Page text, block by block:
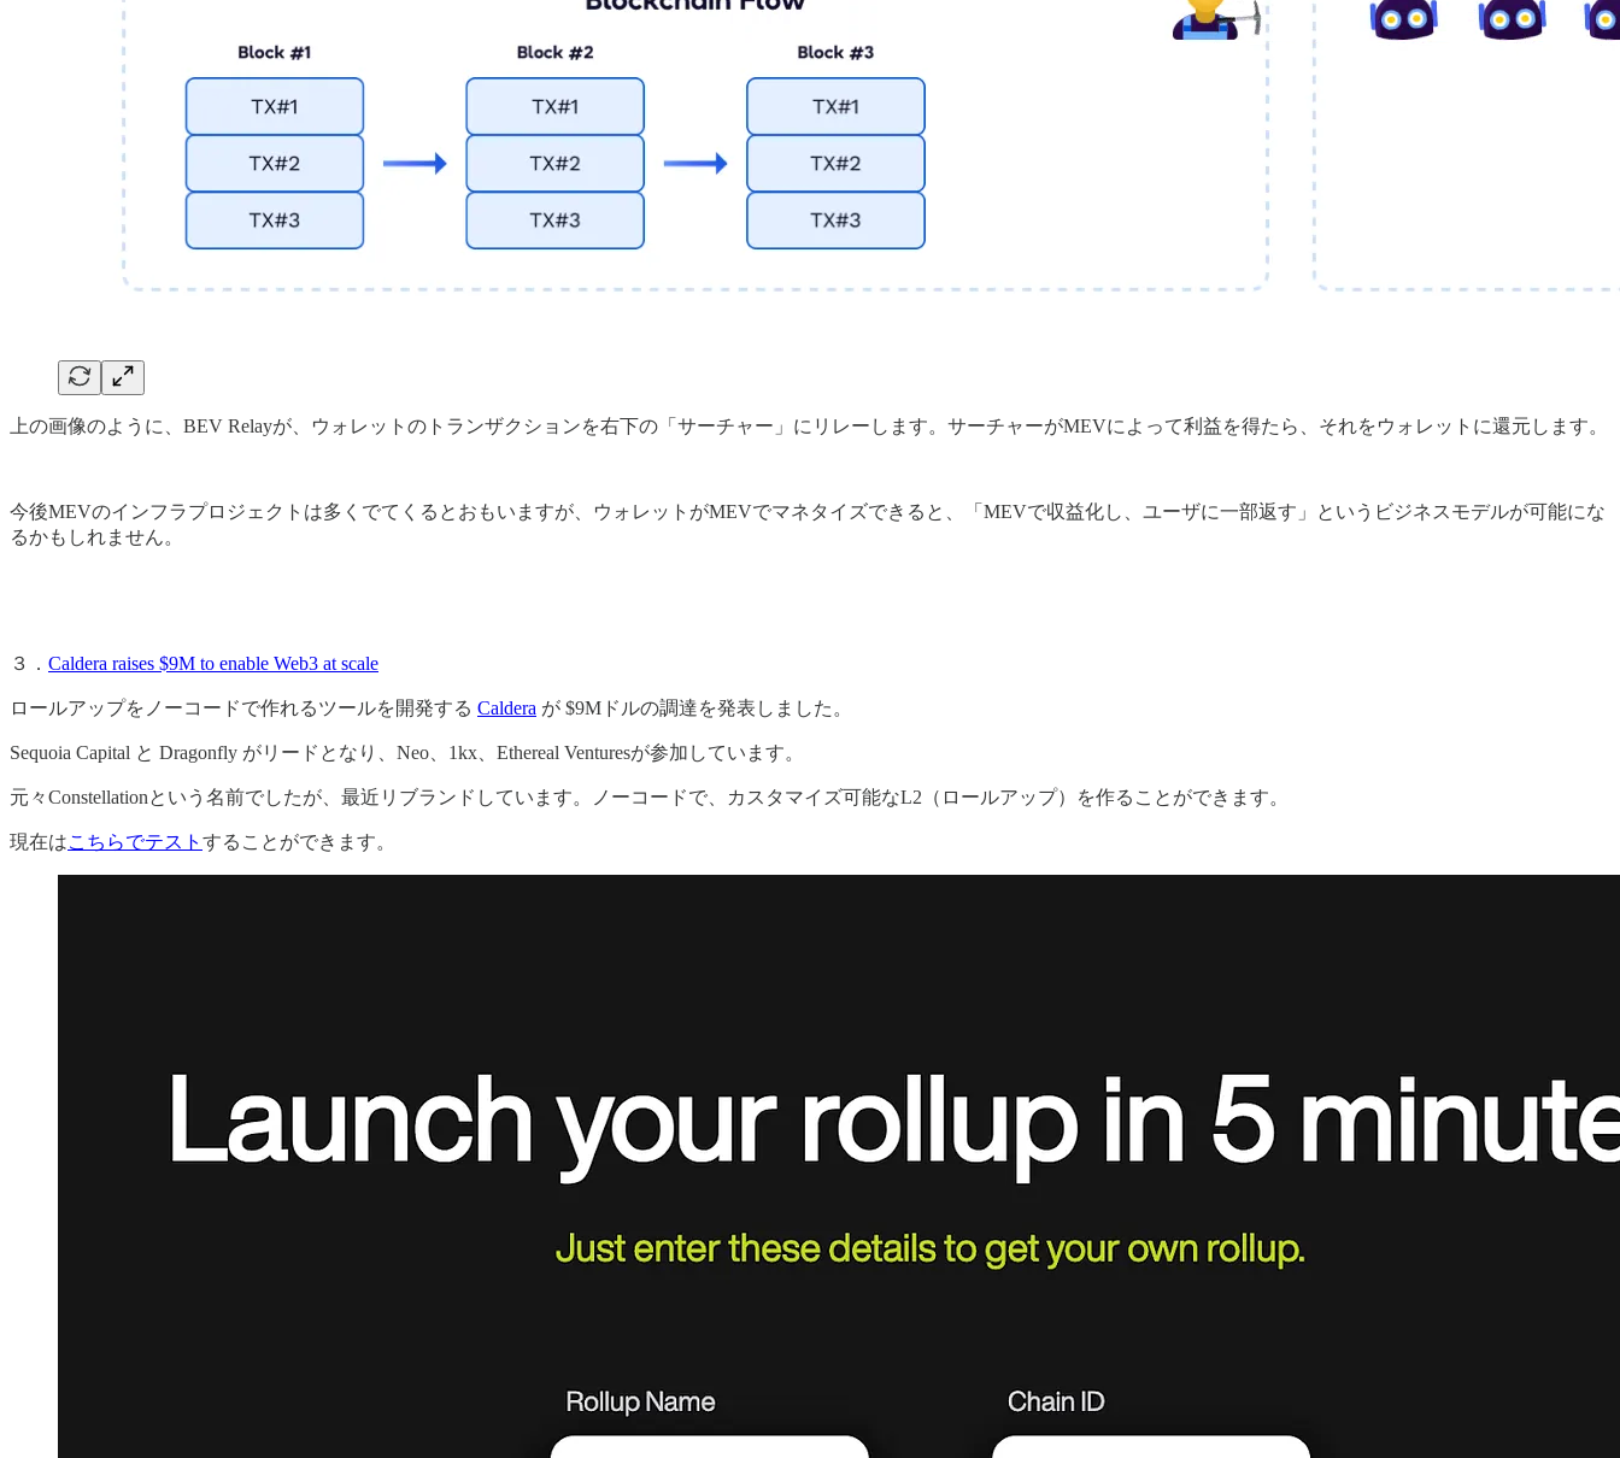
上の画像のように、BEV Relayが、ウォレットのトランザクションを右下の「サーチャー」にリレーします。サーチャーがMEVによって利益を得たら、それをウォレットに還元します。
今後MEVのインフラプロジェクトは多くでてくるとおもいますが、ウォレットがMEVでマネタイズできると、「MEVで収益化し、ユーザに一部返す」というビジネスモデルが可能にな
るかもしれません。
３． Caldera raises $9M to enable Web3 at scale
ロールアップをノーコードで作れるツールを開発する Caldera が $9Mドルの調達を発表しました。
Sequoia Capital と Dragonfly がリードとなり、Neo、1kx、Ethereal Venturesが参加しています。
元々Constellationという名前でしたが、最近リブランドしています。ノーコードで、カスタマイズ可能なL2（ロールアップ）を作ることができます。
現在はこちらでテスト することができます。